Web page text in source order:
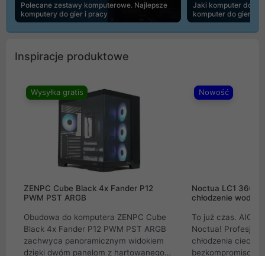
Polecane zestawy komputerowe. Najlepsze
komputery do gier i pracy
Jaki komputer do
komputer do gier |
Inspiracje produktowe
Wysyłka gratis
ZENPC Cube Black 4x Fander P12
PWM PST ARGB
Obudowa do komputera ZENPC Cube
Black 4x Fander P12 PWM PST ARGB
zachwyca panoramicznym widokiem
dzięki dwóm panelom z hartowanego
Nowość
Noctua LC1
chłodzenie wodne
To już czas. AIO
Noctua!
chłodzenia cieczą